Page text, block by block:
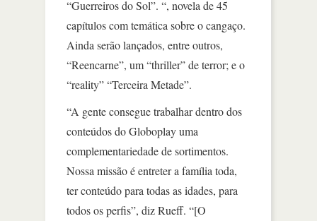
“Guerreiros do Sol”. “, novela de 45
capítulos com temática sobre o cangaço.
Ainda serão lançados, entre outros,
“Reencarne”, um “thriller” de terror; e o
“reality” “Terceira Metade”.
“A gente consegue trabalhar dentro dos
conteúdos do Globoplay uma
complementariedade de sortimentos.
Nossa missão é entreter a família toda,
ter conteúdo para todas as idades, para
todos os perfis”, diz Rueff. “[O